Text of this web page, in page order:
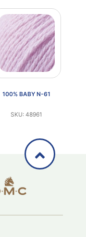
100% BABY N-61
SKU: 48961